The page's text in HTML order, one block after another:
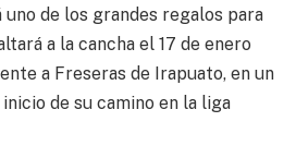
uno de los grandes regalos para
a la cancha el 17 de enero
a Freseras de Irapuato, en un
de su camino en la liga